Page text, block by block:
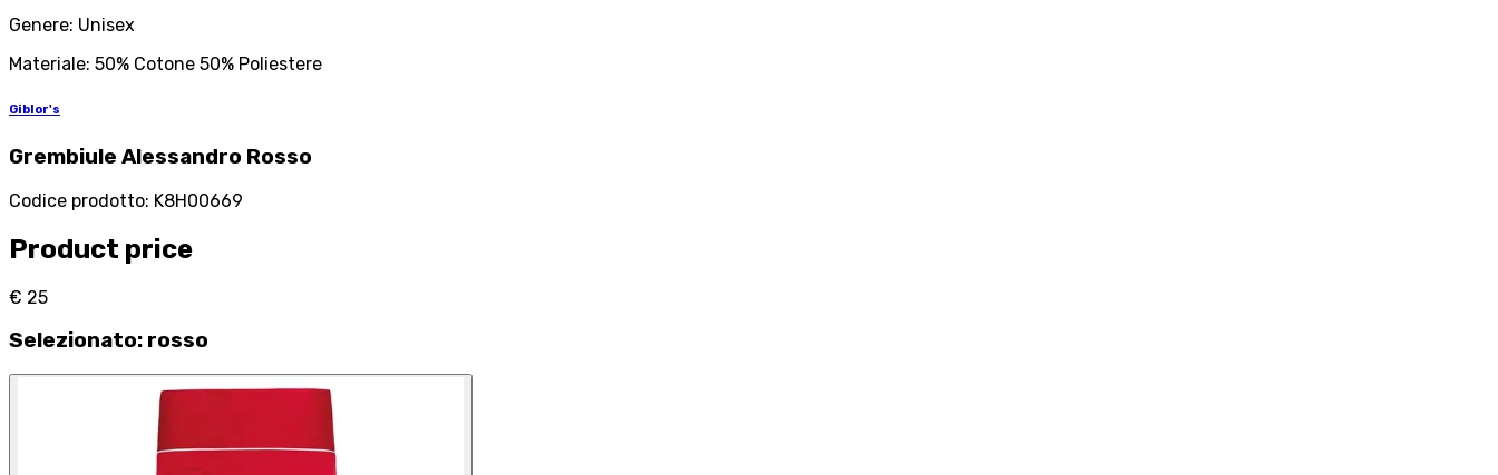
Genere: Unisex
Materiale: 50% Cotone 50% Poliestere
Giblor's
Grembiule Alessandro Rosso
Codice prodotto: K8H00669
Product price
€ 25
Selezionato: rosso